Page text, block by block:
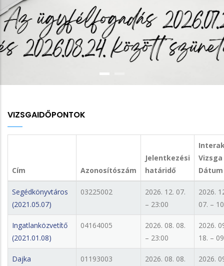
VIZSGAIDŐPONTOK
Cím Azonosítószám
Jelentkezési
határidő
Vizsga
Dátum
Segédkönyvtáros
(2021.05.07)
03225002
2026. 12. 07.
– 23:00
2026.
07. –
Ingatlanközvetítő
(2021.01.08)
04164005
2026. 08. 08.
– 23:00
2026.
18. –
Dajka
01193003
2026. 08. 08.
2026.